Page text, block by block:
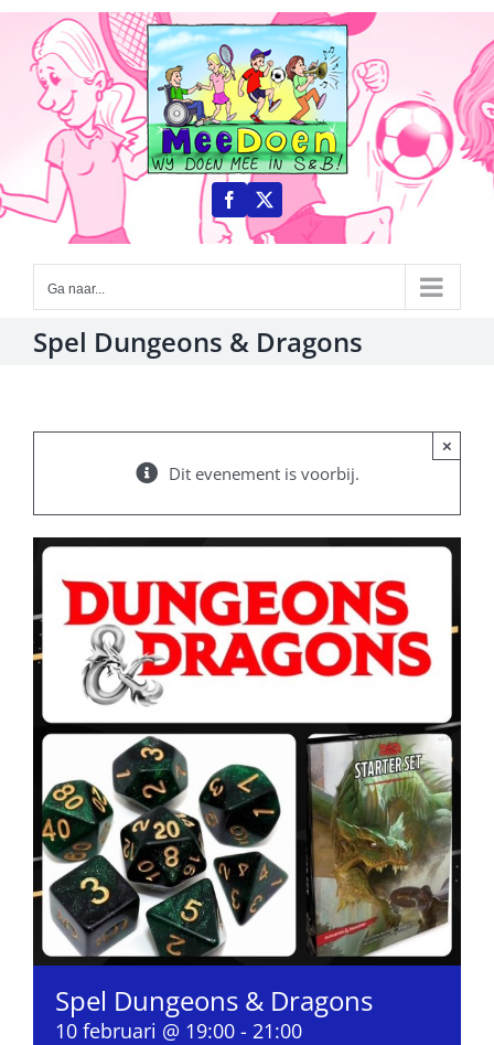
Ga
inhoud
Ga naar...
Spel Dungeons & Dragons
Dit evenement is voorbij.
×
Spel Dungeons & Dragons
10 februari @ 19:00 - 21:00